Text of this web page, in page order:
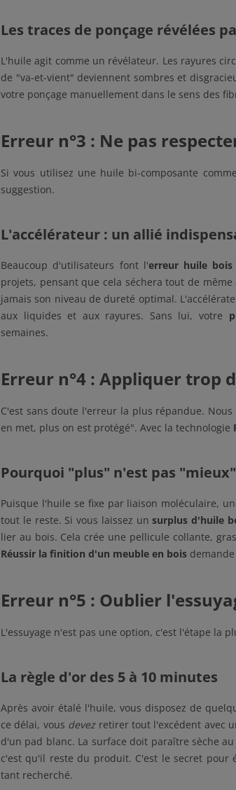
Les traces de ponçage révélées
L'huile agit comme un révélateur. Les rayures
de "va-et-vient" deviennent sombres et
votre ponçage manuellement dans le sens des
Erreur n°3 : Ne pas
Si vous utilisez une huile bi-composante
suggestion.
L'accélérateur : un allié
Beaucoup d'utilisateurs font l'erreur huile bois
projets, pensant que cela séchera tout de
jamais son niveau de dureté optimal.
aux liquides et aux rayures. Sans lui, votre
semaines.
Erreur n°4 : Appliquer trop
C'est sans doute l'erreur la plus répandue.
en met, plus on est protégé". Avec la technologie
Pourquoi "plus" n'est pas
Puisque l'huile se fixe par liaison moléculaire,
tout le reste. Si vous laissez unsurplus d'huile
lier au bois. Cela crée une pellicule collante,
Réussir la finition d'un meuble en boisdemande
Erreur n°5 : Oublier
L'essuyage n'est pas une option, c'est l'étape la
La règle d'or des 5 à 10 minutes
Après avoir étalé l'huile, vous disposez de
ce délai, vous devezretirer tout l'excédent avec
d'un pad blanc. La surface doit paraître sèche
c'est qu'il reste du produit. C'est le secret pour
tant recherché.